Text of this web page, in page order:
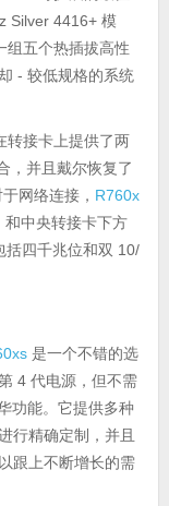
Silver 4416+ 模
组五个热插拔高性
- 较低规格的系统
转接卡上提供了两
，并且戴尔恢复了
网络连接， R760x
中央转接卡下方
括四千兆位和双 10/
是一个不错的选
4 代电源，但不需
功能。它提供多种
行精确定制，并且
跟上不断增长的需